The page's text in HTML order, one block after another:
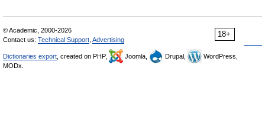
18+
© Academic, 2000-2026
Contact us: Technical Support Advertising
Dictionaries export , created on PHP, Joomla, Drupal,
WordPress,
MODx.